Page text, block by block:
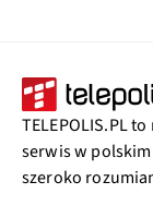
TELEPOLIS.PL
serwis w
szeroko